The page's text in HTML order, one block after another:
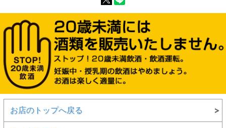
お店のトップへ戻る